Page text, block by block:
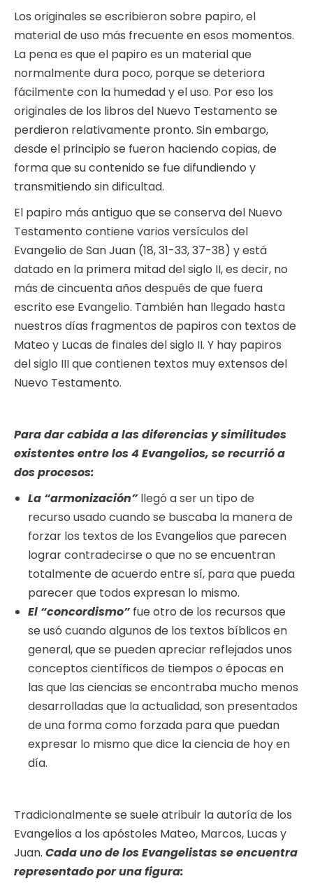
Los originales se escribieron sobre papiro, el
material de uso más frecuente en esos momentos.
La pena es que el papiro es un material que
normalmente dura poco, porque se deteriora
fácilmente con la humedad y el uso. Por eso los
originales de los libros del Nuevo Testamento se
perdieron relativamente pronto. Sin embargo,
desde el principio se fueron haciendo copias, de
forma que su contenido se fue difundiendo y
transmitiendo sin dificultad.
El papiro más antiguo que se conserva del Nuevo
Testamento contiene varios versículos del
Evangelio de San Juan (18, 31-33, 37-38) y está
datado en la primera mitad del siglo II, es decir, no
más de cincuenta años después de que fuera
escrito ese Evangelio. También han llegado hasta
nuestros días fragmentos de papiros con textos de
Mateo y Lucas de finales del siglo II. Y hay papiros
del siglo III que contienen textos muy extensos del
Nuevo Testamento.
Para dar cabida a las diferencias y similitudes
existentes entre los 4 Evangelios, se recurrió a
dos procesos:
La “armonización”llegó a ser un tipo de
recurso usado cuando se buscaba la manera de
forzar los textos de los Evangelios que parecen
lograr contradecirse o que no se encuentran
totalmente de acuerdo entre sí, para que pueda
parecer que todos expresan lo mismo.
El “concordismo”fue otro de los recursos que
se usó cuando algunos de los textos bíblicos en
general, que se pueden apreciar reflejados unos
conceptos científicos de tiempos o épocas en
las que las ciencias se encontraba mucho menos
desarrolladas que la actualidad, son presentados
de una forma como forzada para que puedan
expresar lo mismo que dice la ciencia de hoy en
día.
Tradicionalmente se suele atribuir la autoría de los
Evangelios a los apóstoles Mateo, Marcos, Lucas y
Juan. Cada uno de los Evangelistas se encuentra
representado por una figura: